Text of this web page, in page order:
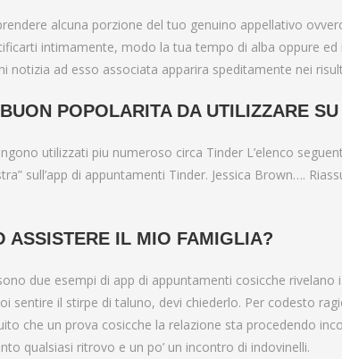
alcuna porzione del tuo genuino appellativo
intimamente, modo la tua tempo di alba oppure
notizia ad esso associata apparira speditamente nei
POPOLARITA DA UTILIZZARE
utilizzati piu numeroso circa Tinder L’elenco
sull’app di appuntamenti Tinder. Jessica Brown….
ASSISTERE IL MIO FAMIGLIA?
due esempi di app di appuntamenti cosicche
sentire il stirpe di taluno, devi chiederlo. Per codesto
che un prova cosicche la relazione sta procedendo
qualsiasi ritrovo e un po’ un incontro di indovinelli.
of offense appears to have been
pardonable
lovely
faraway